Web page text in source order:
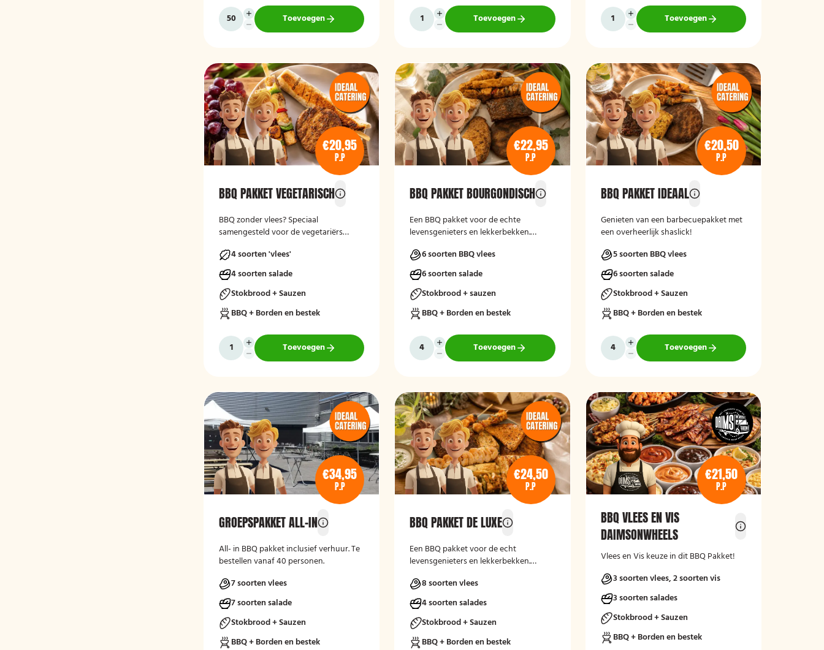
Toevoegen Toevoegen Toevoegen
€20,95
P.P
BBQ PAKKET VEGETARISCH
BBQ zonder vlees? Speciaal
samengesteld voor de vegetariërs
4 soorten 'vlees'
4 soorten salade
Stokbrood + Sauzen
BBQ + Borden en bestek
Toevoegen
€22,95
P.P
BBQ PAKKET BOURGONDISCH
Een BBQ pakket voor de echte
levensgenieters en lekkerbekken.
6 soorten BBQ vlees
6 soorten salade
Stokbrood + sauzen
BBQ + Borden en bestek
Toevoegen
€20,50
P.P
BBQ PAKKET IDEAAL
Genieten van een barbecuepakket met
een overheerlijk shaslick!
5 soorten BBQ vlees
6 soorten salade
Stokbrood + Sauzen
BBQ + Borden en bestek
Toevoegen
€34,95
P.P
GROEPSPAKKET ALL-IN
All- in BBQ pakket inclusief verhuur. Te
bestellen vanaf 40 personen.
7 soorten vlees
7 soorten salade
Stokbrood + Sauzen
BBQ + Borden en bestek
€24,50
P.P
BBQ PAKKET DE LUXE
Een BBQ pakket voor de echt
levensgenieters en lekkerbekken.
8 soorten vlees
4 soorten salades
Stokbrood + Sauzen
BBQ + Borden en bestek
€21,50
P.P
BBQ VLEES EN VIS
DAIMSONWHEELS
Vlees en Vis keuze in dit BBQ Pakket!
3 soorten vlees, 2 soorten vis
3 soorten salades
Stokbrood + Sauzen
BBQ + Borden en bestek